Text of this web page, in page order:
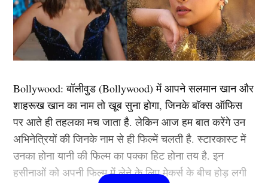
Mohammad Kaif
43 साल के मोहम्मद कैफ (Mohammad Kaif) नेस्टार स्पोर्ट्स
के साथ बातचीत करते हुए पाकिस्तानी टीम को खूब आलोचना की।
मगर उन्होंने पाकिस्तान की अफसलता का सबसे बड़ा जिम्मेदार
कप्तान बाबर आज़म, मोहम्मद रिजवान और मोहम्मद आमिर को
बताया है। कैफ ने कहा,
“यूएसए के खिलाफ पहले मैच में, मोहम्मद आमिर सुपर ओवर में
वाइड फेंक रहे थे। ये बहुत ही खराब गेंदबाजी थी। आप वो मैच
Bollywood:बॉलीवुड (Bollywood)में आपने सलमान खान और
शाहरूख खान का नाम तो खूब सुना होगा, जिनके बॉक्स ऑफिस
पर आते ही तहलका मच जाता है. लेकिन आज हम बात करेंगे उन
अभिनेत्रियों की जिनके नाम से ही फिल्में चलती है. स्टारकास्ट में
उनका होना यानी की फिल्म का पक्का हिट होना तय है. इन
हसीनाओं को अपनी फिल्म में लेने के लिए मेकर्स के बीच होड़ लगी